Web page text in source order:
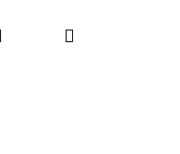
PřihlášeníNákupní